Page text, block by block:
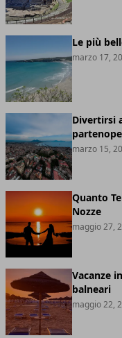
Le più
marzo 17,
Divertirsi
marzo 15,
Quanto
Nozze
maggio 27,
Vacanze
balneari
maggio 22,